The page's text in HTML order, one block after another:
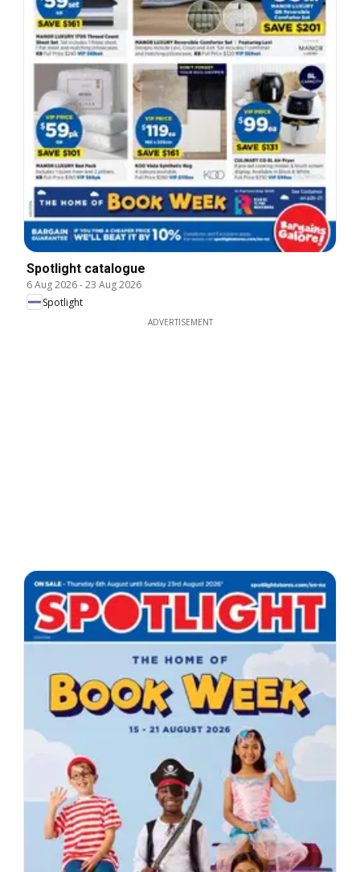
Spotlight catalogue
6 Aug 2026-23 Aug 2026
Spotlight
ADVERTISEMENT